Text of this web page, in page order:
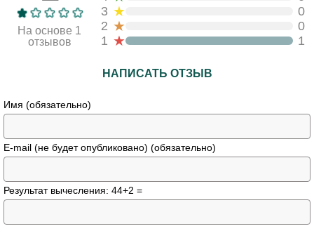
На основе 1
отзывов
3 ★
0
2 ★
0
1 ★ 1
НАПИСАТЬ ОТЗЫВ
Имя (обязательно)
E-mail (не будет опубликовано) (обязательно)
Результат вычесления: 44+2 =